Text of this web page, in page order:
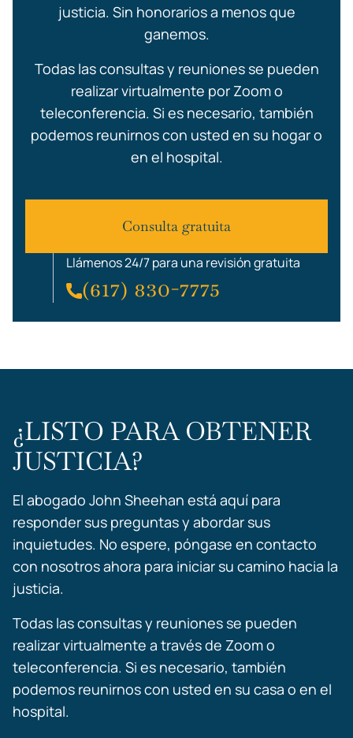
justicia. Sin honorarios a menos que
ganemos.
Todas las consultas y reuniones se pueden
realizar virtualmente por Zoom o
teleconferencia. Si es necesario, también
podemos reunirnos con usted en su hogar o
en el hospital.
Consulta gratuita
Llámenos 24/7 para una revisión gratuita
(617) 830-7775
¿LISTO PARA OBTENER
JUSTICIA?
El abogado John Sheehan está aquí para
responder sus preguntas y abordar sus
inquietudes. No espere, póngase en contacto
con nosotros ahora para iniciar su camino hacia la
justicia.
Todas las consultas y reuniones se pueden
realizar virtualmente a través de Zoom o
teleconferencia. Si es necesario, también
podemos reunirnos con usted en su casa o en el
hospital.